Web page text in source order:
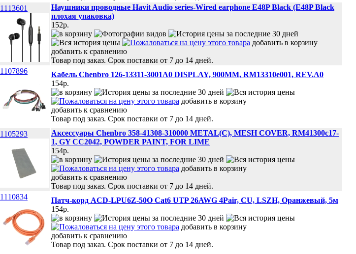
1113601
Наушники проводные Havit Audio series-Wired earphone E48P Black (E48P Black
плохая упаковка)
152p.
добавить в корзину
добавить к сравнению
Товар под заказ. Срок поставки от 7 до 14 дней.
1107896
Кабель Chenbro 126-13311-3001A0 DISPLAY, 900MM, RM13310e001, REV.A0
154p.
добавить в корзину
добавить к сравнению
Товар под заказ. Срок поставки от 7 до 14 дней.
1105293
Аксессуары Chenbro 358-41308-310000 METAL(C), MESH COVER, RM41300c17-
1, GY CC2042, POWDER PAINT, FOR LIME
154p.
добавить в корзину
добавить к сравнению
Товар под заказ. Срок поставки от 7 до 14 дней.
1110834
Патч-корд ACD-LPU6Z-50O Cat6 UTP 26AWG 4Pair, CU, LSZH, Оранжевый, 5м
154p.
добавить в корзину
добавить к сравнению
Товар под заказ. Срок поставки от 7 до 14 дней.